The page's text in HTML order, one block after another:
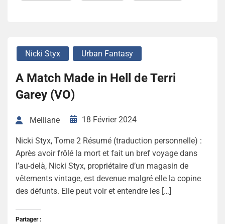
Nicki Styx Urban Fantasy
A Match Made in Hell de Terri
Garey (VO)
Melliane 18 Février 2024
Nicki Styx, Tome 2 Résumé (traduction personnelle) :
Après avoir frôlé la mort et fait un bref voyage dans
l’au-delà, Nicki Styx, propriétaire d’un magasin de
vêtements vintage, est devenue malgré elle la copine
des défunts. Elle peut voir et entendre les […]
Partager :